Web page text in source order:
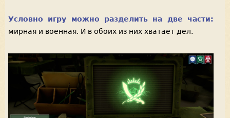
Условно игру можно разделить на две части:
мирная и военная. И в обоих из них хватает дел.